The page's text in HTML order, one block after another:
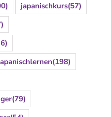
japanischkurs(57)
(198)
(79)